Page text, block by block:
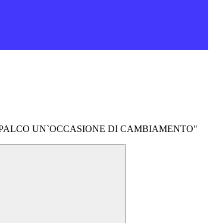
UN`OCCASIONE DI CAMBIAMENTO"